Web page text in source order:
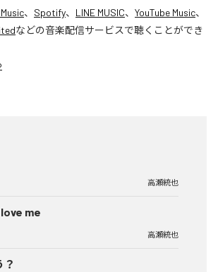
、 Spotify、 LINE MUSIC、 YouTube Music、
などの音楽配信サービスで聴くことができ
高瀬統也
me
高瀬統也